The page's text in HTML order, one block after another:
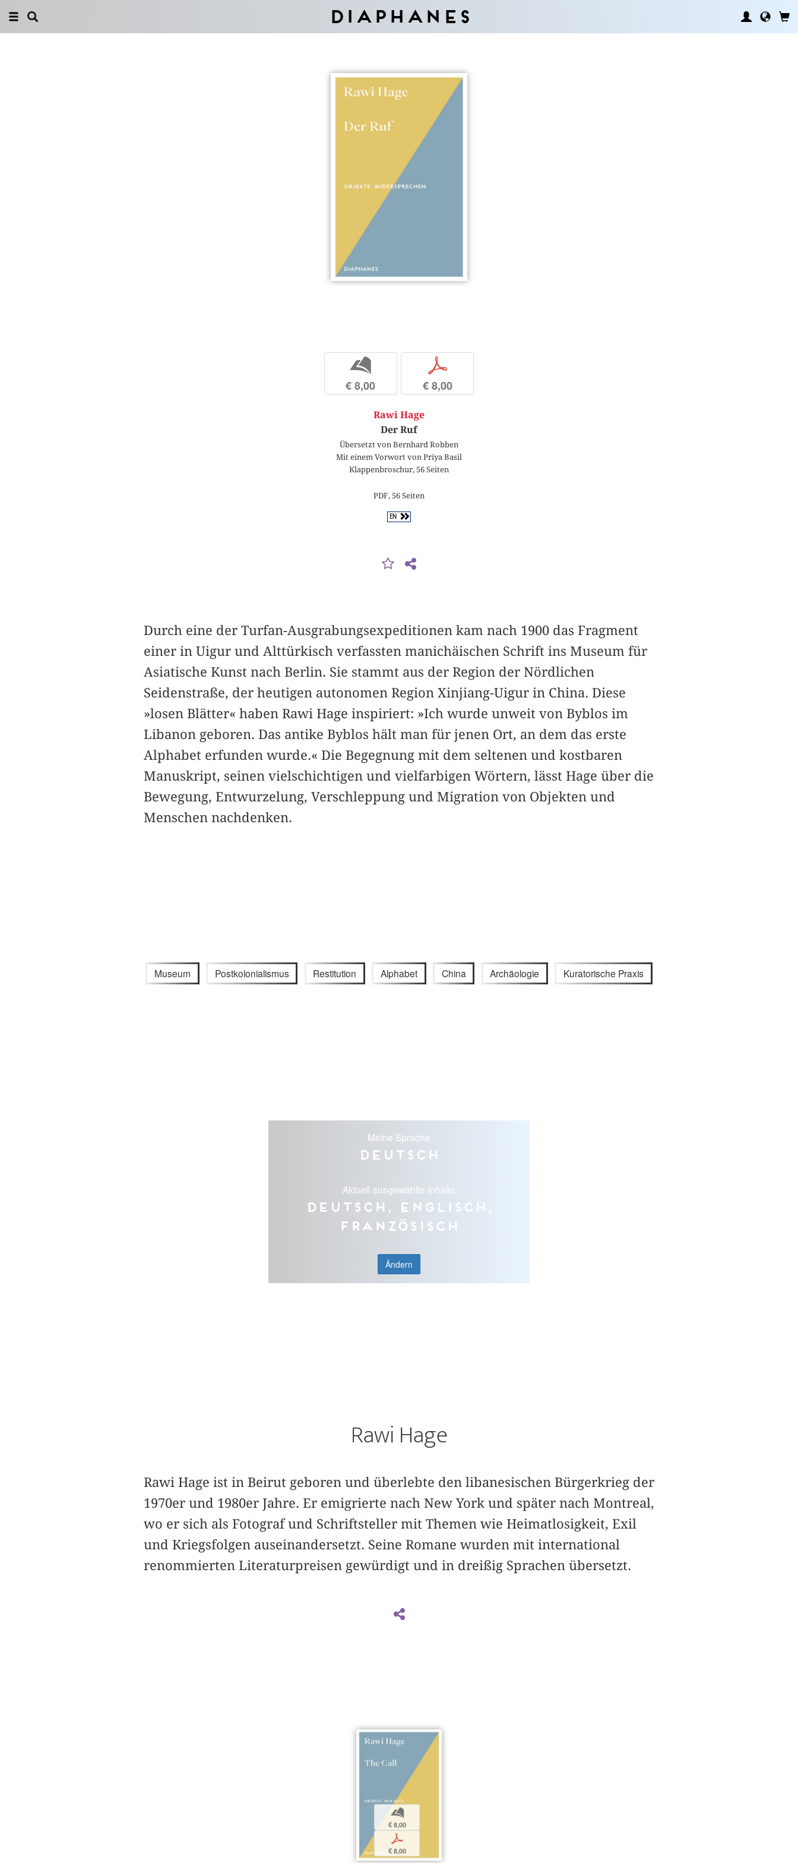
Diaphanes
b
€ 8,00
p
€ 8,00
Rawi Hage
Der Ruf
Übersetzt von Bernhard Robben
Mit einem Vorwort von Priya Basil
Klappenbroschur, 56 Seiten
PDF, 56 Seiten
EN
Durch eine der Turfan-­Ausgrabungsexpeditionen kam nach 1900 das Fragment
einer in Uigur und Alttürkisch verfassten manichäischen Schrift ins Museum für
Asiatische Kunst nach Berlin. Sie stammt aus der Region der Nördlichen
Seidenstraße, der heutigen autonomen Region Xinjiang-Uigur in China. Diese
»losen Blätter« haben Rawi Hage inspiriert: »Ich wurde unweit von Byblos im
Libanon geboren. Das antike Byblos hält man für jenen Ort, an dem das erste
Alphabet erfunden wurde.« Die Begegnung mit dem seltenen und kostbaren
Manuskript, seinen vielschichtigen und vielfarbigen Wörtern, lässt Hage über die
Bewegung, Entwurzelung, Verschleppung und Migration von Objekten und
Menschen nachdenken.
Museum Postkolonialismus Restitution Alphabet China Archäologie Kuratorische Praxis
Meine Sprache
Deutsch
Aktuell ausgewählte Inhalte
Deutsch, Englisch,
Französisch
Ändern
Rawi Hage
Rawi Hage ist in Beirut geboren und überlebte den libanesischen Bürgerkrieg der
1970er und 1980er Jahre. Er emigrierte nach New York und später nach Montreal,
wo er sich als Fotograf und Schriftsteller mit Themen wie Heimatlosigkeit, Exil
und Kriegsfolgen auseinandersetzt. Seine Romane wurden mit international
renommierten Literaturpreisen gewürdigt und in dreißig Sprachen übersetzt.
b
€ 8,00
p
€ 8,00